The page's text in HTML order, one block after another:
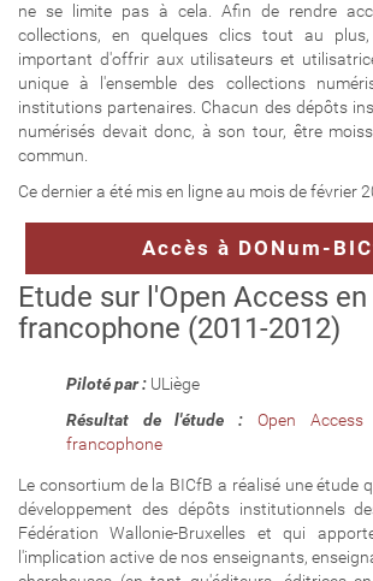
ne se limite pas à cela. Afin de rendre
collections, en quelques clics tout au
important d'offrir aux utilisateurs et
unique à l'ensemble des collections
institutions partenaires. Chacun des dépôts
numérisés devait donc, à son tour, être
commun.
Ce dernier a été mis en ligne au mois de février
Accès à DONum-
Etude sur l'Open Access
francophone (2011-2012)
Piloté par : ULiège
Résultat de l'étude : Open
francophone
Le consortium de la BICfB a réalisé une étude
développement des dépôts institutionnels
Fédération Wallonie-Bruxelles et qui
l'implication active de nos enseignants,